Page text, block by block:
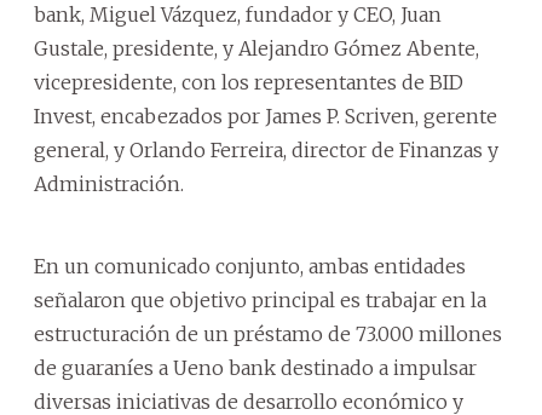
bank, Miguel Vázquez, fundador y CEO, Juan
Gustale, presidente, y Alejandro Gómez Abente,
vicepresidente, con los representantes de BID
Invest, encabezados por James P. Scriven, gerente
general, y Orlando Ferreira, director de Finanzas y
Administración.
En un comunicado conjunto, ambas entidades
señalaron que objetivo principal es trabajar en la
estructuración de un préstamo de 73.000 millones
de guaraníes a Ueno bank destinado a impulsar
diversas iniciativas de desarrollo económico y